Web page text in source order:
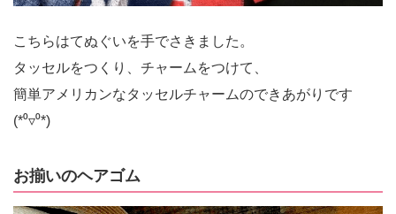
こちらはてぬぐいを手でさきました。
タッセルをつくり、チャームをつけて、
簡単アメリカンなタッセルチャームのできあがりです
(*⁰▿⁰*)
お揃いのヘアゴム